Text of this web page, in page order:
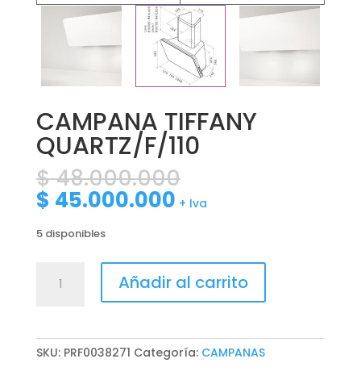
CAMPANA TIFFANY
QUARTZ/F/110
$48.000.000
precio
original
$ 45.000.000El
precio
es:
$ 45.000.000.
+ Iva
5 disponibles
TIFFANY
QUARTZ/F/110
Añadir al carrito
SKU: PRF0038271 Categoría: CAMPANAS